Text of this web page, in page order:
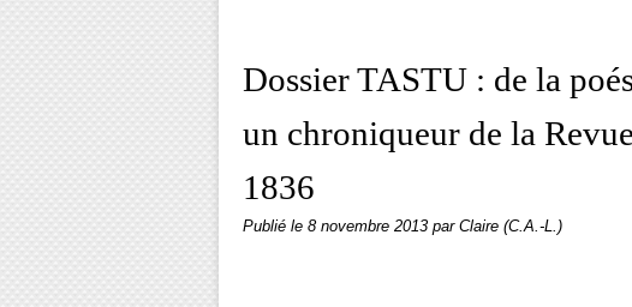
Dossier TASTU : de la
un chroniqueur de la
1836
Publié le 8 novembre 2013 par Claire (C.A.-L.)